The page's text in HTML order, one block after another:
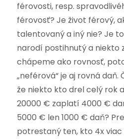
férovosti, resp.
férovosť? Je život férový,
talentovaný a iný nie? Je
narodí postihnutý a niekto
chápeme ako rovnosť,
„neférová“ je aj rovná daň.
že niekto kto drel celý rok
20000 € zaplatí 4000 €
5000 € len 1000 € daň?
potrestaný ten, kto 4x viac